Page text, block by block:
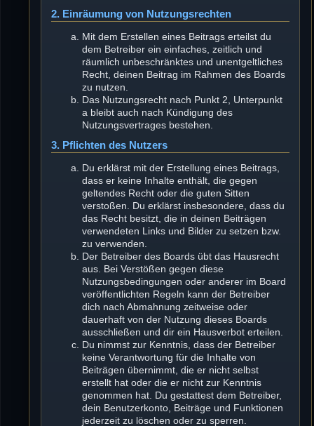
2. Einräumung von Nutzungsrechten
Mit dem Erstellen eines Beitrags erteilst du
dem Betreiber ein einfaches, zeitlich und
räumlich unbeschränktes und unentgeltliches
Recht, deinen Beitrag im Rahmen des Boards
zu nutzen.
Das Nutzungsrecht nach Punkt 2, Unterpunkt
a bleibt auch nach Kündigung des
Nutzungsvertrages bestehen.
3. Pflichten des Nutzers
Du erklärst mit der Erstellung eines Beitrags,
dass er keine Inhalte enthält, die gegen
geltendes Recht oder die guten Sitten
verstoßen. Du erklärst insbesondere, dass du
das Recht besitzt, die in deinen Beiträgen
verwendeten Links und Bilder zu setzen bzw.
zu verwenden.
Der Betreiber des Boards übt das Hausrecht
aus. Bei Verstößen gegen diese
Nutzungsbedingungen oder anderer im Board
veröffentlichten Regeln kann der Betreiber
dich nach Abmahnung zeitweise oder
dauerhaft von der Nutzung dieses Boards
ausschließen und dir ein Hausverbot erteilen.
Du nimmst zur Kenntnis, dass der Betreiber
keine Verantwortung für die Inhalte von
Beiträgen übernimmt, die er nicht selbst
erstellt hat oder die er nicht zur Kenntnis
genommen hat. Du gestattest dem Betreiber,
dein Benutzerkonto, Beiträge und Funktionen
jederzeit zu löschen oder zu sperren.